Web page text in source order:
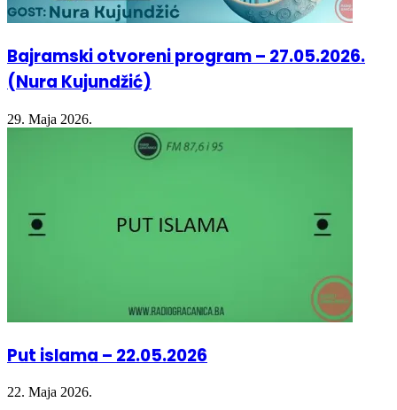
Bajramski otvoreni program – 27.05.2026.
(Nura Kujundžić)
29. Maja 2026.
Put islama – 22.05.2026
22. Maja 2026.
Facebook